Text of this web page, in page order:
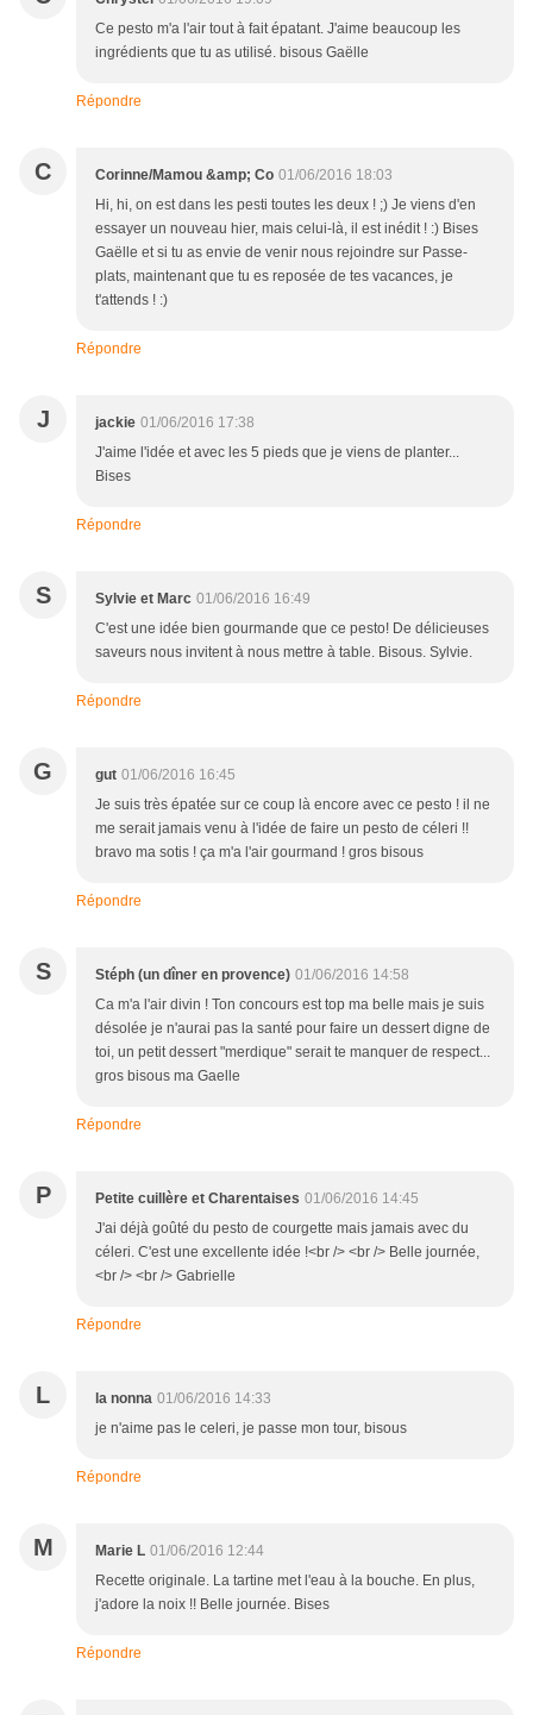
Ce pesto m'a l'air tout à fait épatant. J'aime beaucoup les
ingrédients que tu as utilisé. bisous Gaëlle
Répondre
C Corinne/Mamou &amp; Co 01/06/2016 18:03
Hi, hi, on est dans les pesti toutes les deux ! ;) Je viens d'en
essayer un nouveau hier, mais celui-là, il est inédit ! :) Bises
Gaëlle et si tu as envie de venir nous rejoindre sur Passe-
plats, maintenant que tu es reposée de tes vacances, je
t'attends ! :)
Répondre
J jackie 01/06/2016 17:38
J'aime l'idée et avec les 5 pieds que je viens de planter...
Bises
Répondre
S Sylvie et Marc 01/06/2016 16:49
C'est une idée bien gourmande que ce pesto! De délicieuses
saveurs nous invitent à nous mettre à table. Bisous. Sylvie.
Répondre
G gut 01/06/2016 16:45
Je suis très épatée sur ce coup là encore avec ce pesto ! il ne
me serait jamais venu à l'idée de faire un pesto de céleri !!
bravo ma sotis ! ça m'a l'air gourmand ! gros bisous
Répondre
S Stéph (un dîner en provence) 01/06/2016 14:58
Ca m'a l'air divin ! Ton concours est top ma belle mais je suis
désolée je n'aurai pas la santé pour faire un dessert digne de
toi, un petit dessert "merdique" serait te manquer de respect...
gros bisous ma Gaelle
Répondre
P Petite cuillère et Charentaises 01/06/2016 14:45
J'ai déjà goûté du pesto de courgette mais jamais avec du
céleri. C'est une excellente idée !<br /> <br /> Belle journée,
<br /> <br /> Gabrielle
Répondre
L la nonna 01/06/2016 14:33
je n'aime pas le celeri, je passe mon tour, bisous
Répondre
M Marie L 01/06/2016 12:44
Recette originale. La tartine met l'eau à la bouche. En plus,
j'adore la noix !! Belle journée. Bises
Répondre